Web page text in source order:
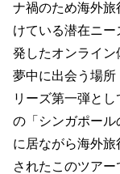
ナ禍のため海外
けている潜在ニ
発したオンライン
夢中に出会う場
リーズ第一弾と
の「シンガポー
に居ながら海外
されたこのツアー